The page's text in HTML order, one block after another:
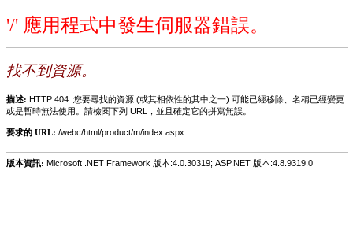
'/' 應用程式中發生伺服器錯誤。
找不到資源。
描述: HTTP 404. 您要尋找的資源 (或其相依性的其中之一) 可能已經移除、名稱已經變更
或是暫時無法使用。請檢閱下列 URL，並且確定它的拼寫無誤。
要求的 URL: /webc/html/product/m/index.aspx
版本資訊: Microsoft .NET Framework 版本:4.0.30319; ASP.NET 版本:4.8.9319.0